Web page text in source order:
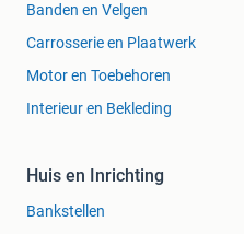
Banden en Velgen
Carrosserie en Plaatwerk
Motor en Toebehoren
Interieur en Bekleding
Huis en Inrichting
Bankstellen